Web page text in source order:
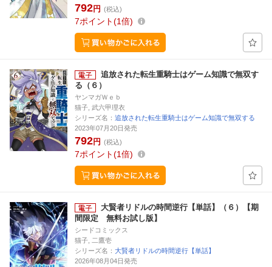
792円 (税込)
7ポイント 1倍
追放された転生重騎士はゲーム知識で無双す
る（６）
ヤンマガＷｅｂ
猫子, 武六甲理衣
シリーズ名： 追放された転生重騎士はゲーム知識で無双する
2023年07月20日発売
792円 (税込)
7ポイント 1倍
大賢者リドルの時間逆行【単話】（６）【期
間限定 無料お試し版】
シードコミックス
猫子, 二鷹壱
シリーズ名： 大賢者リドルの時間逆行【単話】
2026年08月04日発売